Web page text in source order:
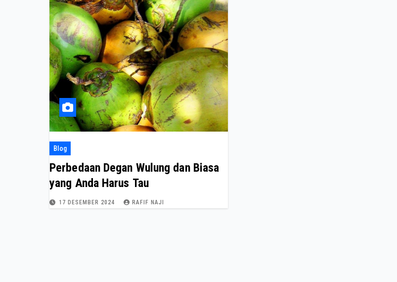
Blog
Perbedaan Degan Wulung dan Biasa
yang Anda Harus Tau
17 DESEMBER 2024 RAFIF NAJI